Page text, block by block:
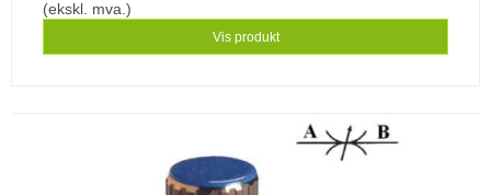
(ekskl. mva.)
Vis produkt